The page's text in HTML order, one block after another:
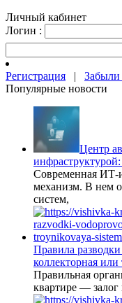
Личный кабинет
Логин :
Регистрация | Забыли
Популярные новости
Центр
Современная ИТ-
механизм. В нем
систем,
Правила
коллекторная или
Правильная
квартире — залог